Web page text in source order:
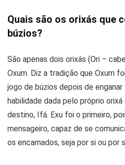
Quais são os orixás que
búzios?
São apenas dois orixás (Ori –
Oxum. Diz a tradição que Oxum
jogo de búzios depois de enganar
habilidade dada pelo próprio orixá
destino, Ifá. Exu foi o primeiro,
mensageiro, capaz de se
os encarnados, seja por si ou por